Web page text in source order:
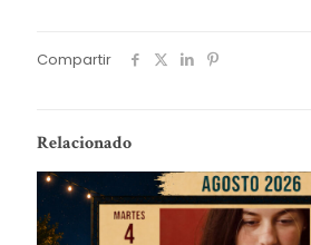
Compartir
Relacionado